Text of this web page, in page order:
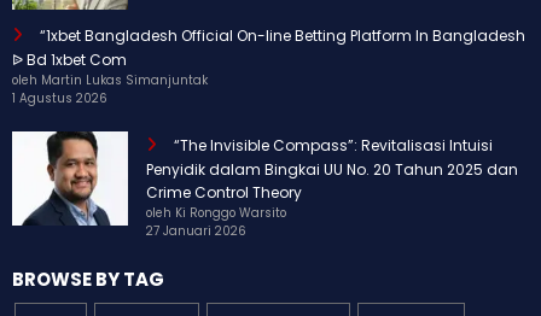
“1xbet Bangladesh Official On-line Betting Platform In Bangladesh
ᐉ Bd 1xbet Com
oleh Martin Lukas Simanjuntak
1 Agustus 2026
“The Invisible Compass”: Revitalisasi Intuisi
Penyidik dalam Bingkai UU No. 20 Tahun 2025 dan
Crime Control Theory
oleh Ki Ronggo Warsito
27 Januari 2026
BROWSE BY TAG